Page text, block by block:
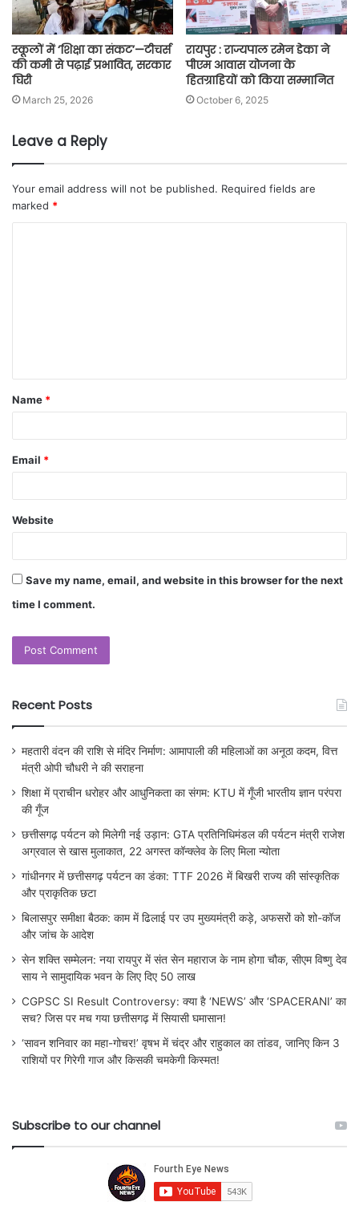
स्कूलों में ‘शिक्षा का संकट’—टीचर्स
की कमी से पढ़ाई प्रभावित, सरकार
घिरी
March 25, 2026
रायपुर : राज्यपाल रमेन डेका ने
पीएम आवास योजना के
हितग्राहियों को किया सम्मानित
October 6, 2025
Leave a Reply
Your email address will not be published. Required fields are
marked *
Name *
Email *
Website
Save my name, email, and website in this browser for the next
time I comment.
Recent Posts
महतारी वंदन की राशि से मंदिर निर्माण: आमापाली की महिलाओं का अनूठा कदम, वित्त
मंत्री ओपी चौधरी ने की सराहना
शिक्षा में प्राचीन धरोहर और आधुनिकता का संगम: KTU में गूँजी भारतीय ज्ञान परंपरा
की गूँज
छत्तीसगढ़ पर्यटन को मिलेगी नई उड़ान: GTA प्रतिनिधिमंडल की पर्यटन मंत्री राजेश
अग्रवाल से खास मुलाकात, 22 अगस्त कॉन्क्लेव के लिए मिला न्योता
गांधीनगर में छत्तीसगढ़ पर्यटन का डंका: TTF 2026 में बिखरी राज्य की सांस्कृतिक
और प्राकृतिक छटा
बिलासपुर समीक्षा बैठक: काम में ढिलाई पर उप मुख्यमंत्री कड़े, अफसरों को शो-कॉज
और जांच के आदेश
सेन शक्ति सम्मेलन: नया रायपुर में संत सेन महाराज के नाम होगा चौक, सीएम विष्णु देव
साय ने सामुदायिक भवन के लिए दिए 50 लाख
CGPSC SI Result Controversy: क्या है ‘NEWS’ और ‘SPACERANI’ का
सच? जिस पर मच गया छत्तीसगढ़ में सियासी घमासान!
‘सावन शनिवार का महा-गोचर!’ वृषभ में चंद्र और राहुकाल का तांडव, जानिए किन 3
राशियों पर गिरेगी गाज और किसकी चमकेगी किस्मत!
Subscribe to our channel